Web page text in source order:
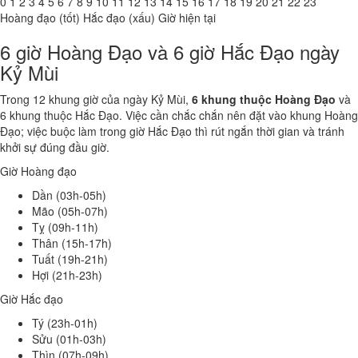
Hoàng đạo (tốt) Hắc đạo (xấu) Giờ hiện tại
6 giờ Hoàng Đạo và 6 giờ Hắc Đạo ngày
Kỷ Mùi
Trong 12 khung giờ của ngày Kỷ Mùi, 6 khung thuộc Hoàng Đạo và
6 khung thuộc Hắc Đạo. Việc cần chắc chắn nên đặt vào khung Hoàng
Đạo; việc buộc làm trong giờ Hắc Đạo thì rút ngắn thời gian và tránh
khởi sự đúng đầu giờ.
Giờ Hoàng đạo
Dần (03h-05h)
Mão (05h-07h)
Tỵ (09h-11h)
Thân (15h-17h)
Tuất (19h-21h)
Hợi (21h-23h)
Giờ Hắc đạo
Tý (23h-01h)
Sửu (01h-03h)
Thìn (07h-09h)